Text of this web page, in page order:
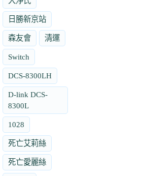
日勝新京站
森友會 清運
Switch
DCS-8300LH
D-link DCS-
8300L
1028
死亡艾莉絲
死亡愛麗絲